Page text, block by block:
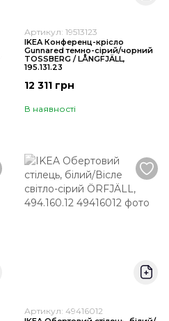
Артикул: 19513123
IKEA Конференц-крісло
Gunnared темно-сірий/чорний
TOSSBERG / LÅNGFJÄLL,
195.131.23
12 311 грн
В наявності
Артикул: 49416012